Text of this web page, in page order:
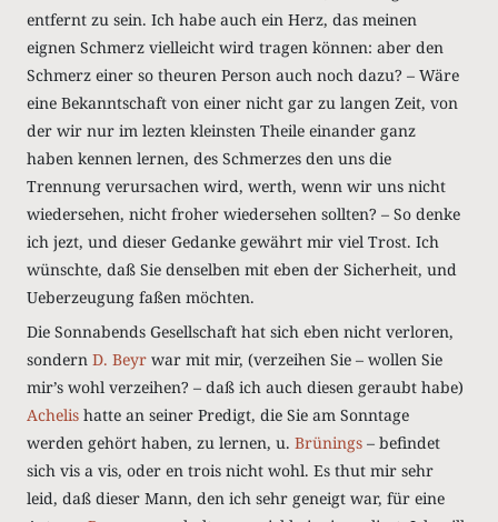
entfernt zu sein. Ich habe auch ein Herz, das meinen
eignen Schmerz vielleicht wird tragen können: aber den
Schmerz einer so theuren Person auch noch dazu? – Wäre
eine Bekanntschaft von einer nicht gar zu langen Zeit, von
der wir nur im lezten kleinsten Theile einander ganz
haben kennen lernen, des Schmerzes den uns die
Trennung verursachen wird, werth, wenn wir uns nicht
wiedersehen, nicht froher wiedersehen sollten? – So denke
ich jezt, und dieser Gedanke gewährt mir viel Trost. Ich
wünschte, daß Sie denselben mit eben der Sicherheit, und
Ueberzeugung faßen möchten.
Die Sonnabends Gesellschaft hat sich eben nicht verloren,
sondern D. Beyr war mit mir, (verzeihen Sie – wollen Sie
mir’s wohl verzeihen? – daß ich auch diesen geraubt habe)
Achelis hatte an seiner Predigt, die Sie am Sonntage
werden gehört haben, zu lernen, u. Brünings – befindet
sich vis a vis, oder en trois nicht wohl. Es thut mir sehr
leid, daß dieser Mann, den ich sehr geneigt war, für eine